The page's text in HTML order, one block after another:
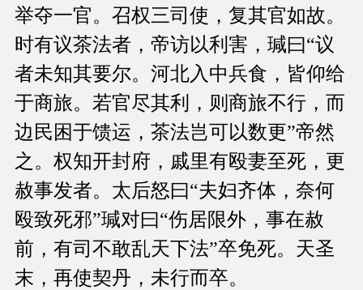
举夺一官。召权三司使，复其官如故。
时有议茶法者，帝访以利害，瑊曰“议
者未知其要尔。河北入中兵食，皆仰给
于商旅。若官尽其利，则商旅不行，而
边民困于馈运，茶法岂可以数更”帝然
之。权知开封府，戚里有殴妻至死，更
赦事发者。太后怒曰“夫妇齐体，奈何
殴致死邪”瑊对曰“伤居限外，事在赦
前，有司不敢乱天下法”卒免死。天圣
末，再使契丹，未行而卒。